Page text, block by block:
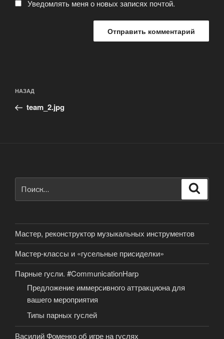
Уведомлять меня о новых записях почтой.
по
записям
Предыдущая
запись:
НАЗАД
team_2.jpg
Мастер, реконструктор музыкальных инструментов
Мастер-классы и «гусельные присиделки»
Парные гусли. #CommunicationHarp
Предложение иммерсивного аттракциона для
вашего мероприятия
Типы парных гуслей
Василий Фоменко об игре на гуслях